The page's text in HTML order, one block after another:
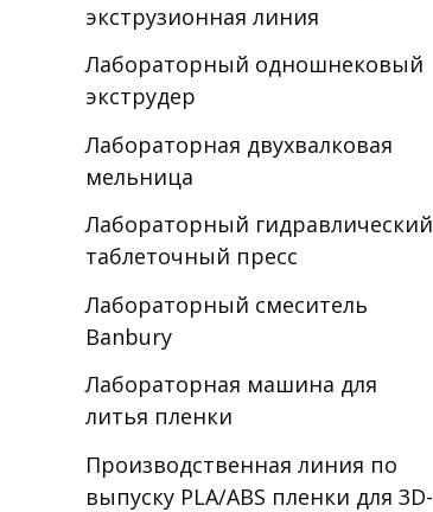
экструзионная линия
Лабораторный одношнековый
экструдер
Лабораторная двухвалковая
мельница
Лабораторный гидравлический
таблеточный пресс
Лабораторный смеситель
Banbury
Лабораторная машина для
литья пленки
Производственная линия по
выпуску PLA/ABS пленки для 3D-